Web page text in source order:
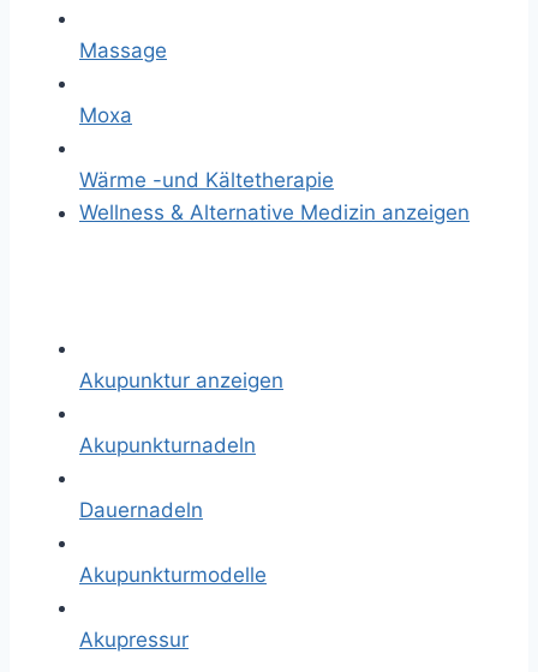
Massage
Moxa
Wärme -und Kältetherapie
Wellness & Alternative Medizin anzeigen
Akupunktur anzeigen
Akupunkturnadeln
Dauernadeln
Akupunkturmodelle
Akupressur